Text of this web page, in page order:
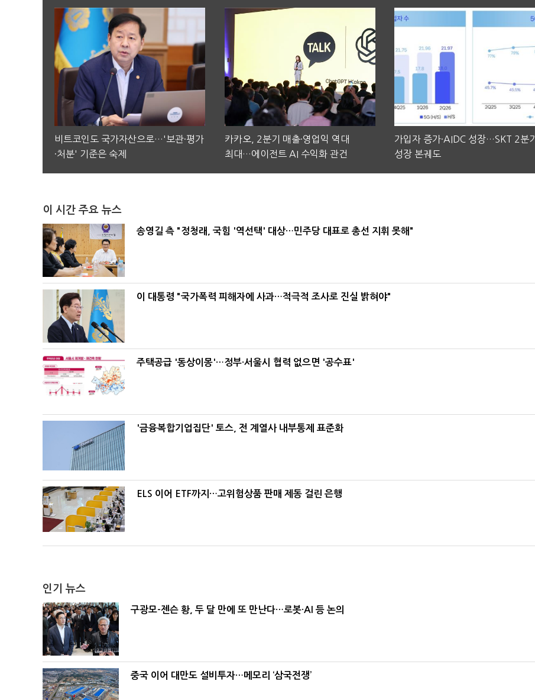
비트코인도 국가자산으로…'보관·평가
·처분' 기준은 숙제
카카오, 2분기 매출·영업익 역대
최대…에이전트 AI 수익화 관건
가입자 증가·AIDC 성장…SKT 2분기
성장 본궤도
이 시간 주요 뉴스
송영길 측 "정청래, 국힘 '역선택' 대상…민주당 대표로 총선 지휘 못해"
이 대통령 "국가폭력 피해자에 사과…적극적 조사로 진실 밝혀야"
주택공급 '동상이몽'…정부·서울시 협력 없으면 '공수표'
'금융복합기업집단' 토스, 전 계열사 내부통제 표준화
ELS 이어 ETF까지…고위험상품 판매 제동 걸린 은행
인기 뉴스
구광모-젠슨 황, 두 달 만에 또 만난다…로봇·AI 등 논의
중국 이어 대만도 설비투자…메모리 ‘삼국전쟁’